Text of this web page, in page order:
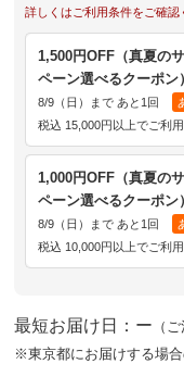
詳しくはご利用条件をご確認
1,500円OFF（真夏の
ペーン選べるクーポン）
8/9（日）まで あと1回
税込 15,000円以上でご利
1,000円OFF（真夏の
ペーン選べるクーポン）
8/9（日）まで あと1回
税込 10,000円以上でご利
最短お届け日：ー （
※東京都にお届けする場合